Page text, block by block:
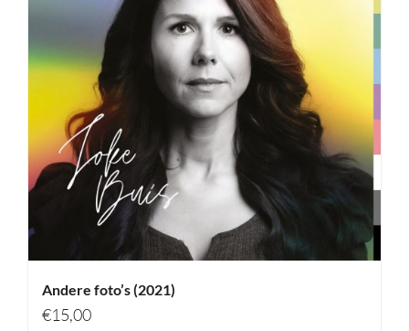
Andere foto’s (2021)
€15,00